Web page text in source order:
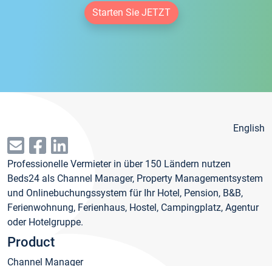
Starten Sie JETZT
English
Professionelle Vermieter in über 150 Ländern nutzen
Beds24 als Channel Manager, Property Managementsystem
und Onlinebuchungssystem für Ihr Hotel, Pension, B&B,
Ferienwohnung, Ferienhaus, Hostel, Campingplatz, Agentur
oder Hotelgruppe.
Product
Channel Manager